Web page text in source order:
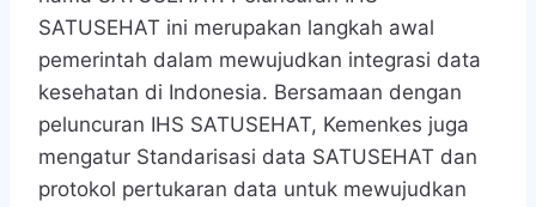
SATUSEHAT ini merupakan langkah awal
pemerintah dalam mewujudkan integrasi data
kesehatan di Indonesia. Bersamaan dengan
peluncuran IHS SATUSEHAT, Kemenkes juga
mengatur Standarisasi data SATUSEHAT dan
protokol pertukaran data untuk mewujudkan